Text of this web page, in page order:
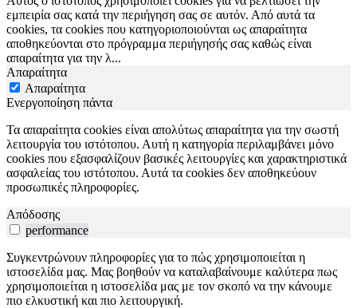
εμπειρία σας κατά την περιήγηση σας σε αυτόν. Από αυτά τα
cookies, τα cookies που κατηγοριοποιούνται ως απαραίτητα
αποθηκεύονται στο πρόγραμμα περιήγησής σας καθώς είναι
απαραίτητα για την λ...
Απαραίτητα
Απαραίτητα
Ενεργοποίηση πάντα
Τα απαραίτητα cookies είναι απολύτως απαραίτητα για την σωστή
λειτουργία του ιστότοπου. Αυτή η κατηγορία περιλαμβάνει μόνο
cookies που εξασφαλίζουν βασικές λειτουργίες και χαρακτηριστικά
ασφαλείας του ιστότοπου. Αυτά τα cookies δεν αποθηκεύουν
προσωπικές πληροφορίες.
Απόδοσης
performance
Συγκεντρώνουν πληροφορίες για το πώς χρησιμοποιείται η
ιστοσελίδα μας. Μας βοηθούν να καταλαβαίνουμε καλύτερα πως
χρησιμοποιείται η ιστοσελίδα μας με τον σκοπό να την κάνουμε
πιο ελκυστική και πιο λειτουργική.